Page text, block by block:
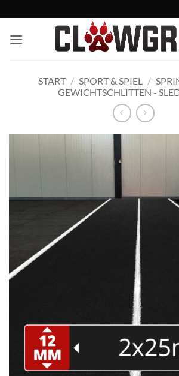
Inhalt
springen
START / SPORT & SPIEL /
GEWICHTSCHLITTEN -